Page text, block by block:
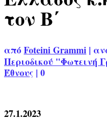
τον Β΄
απόFoteini Grammi |
Περιοδικού "Φωτεινή
Έθνους | 0
27.1.2023